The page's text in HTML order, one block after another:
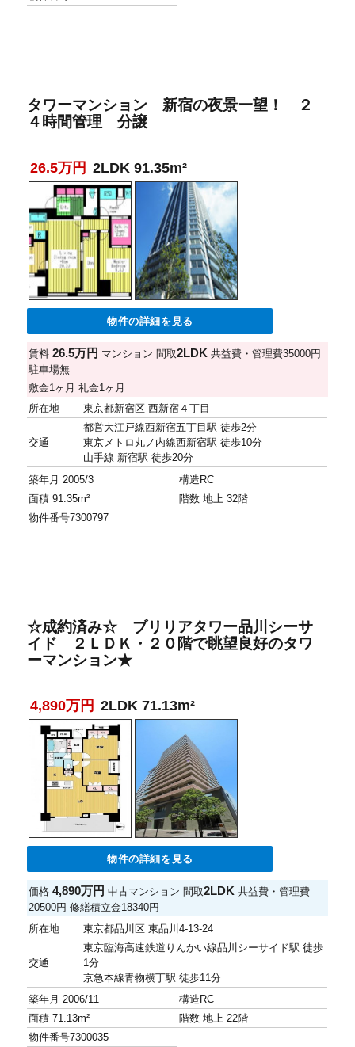
タワーマンション 新宿の夜景一望！ ２
４時間管理 分譲
26.5万円 2LDK 91.35m²
物件の詳細を見る
賃料 26.5万円 マンション 間取2LDK 共益費・管理費35000円
駐車場無
敷金1ヶ月 礼金1ヶ月
所在地
東京都新宿区 西新宿４丁目
交通
都営大江戸線西新宿五丁目駅 徒歩2分
東京メトロ丸ノ内線西新宿駅 徒歩10分
山手線 新宿駅 徒歩20分
築年月 2005/3 構造RC
面積 91.35m² 階数 地上 32階
物件番号7300797
☆成約済み☆ ブリリアタワー品川シーサ
イド ２ＬＤＫ・２０階で眺望良好のタワ
ーマンション★
4,890万円 2LDK 71.13m²
物件の詳細を見る
価格 4,890万円中古マンション 間取2LDK 共益費・管理費
20500円 修繕積立金18340円
所在地
東京都品川区 東品川4-13-24
交通
東京臨海高速鉄道りんかい線品川シーサイド駅 徒歩
1分
京急本線青物横丁駅 徒歩11分
築年月 2006/11 構造 RC
面積 71.13m² 階数 地上 22階
物件番号7300035